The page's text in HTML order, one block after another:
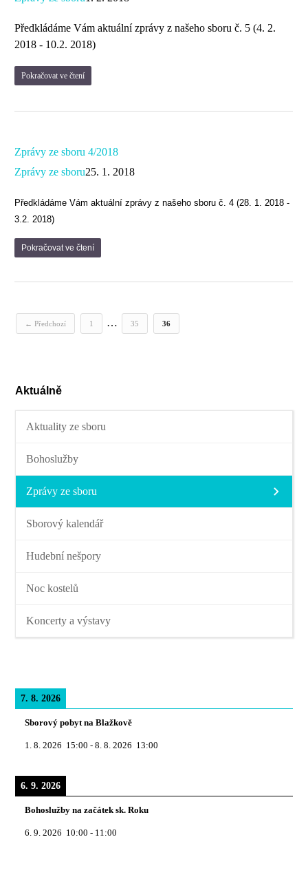
Předkládáme Vám aktuální zprávy z našeho sboru č. 5 (4. 2.
2018 - 10.2. 2018)
Pokračovat ve čtení
Zprávy ze sboru 4/2018
Zprávy ze sboru25. 1. 2018
Předkládáme Vám aktuální zprávy z našeho sboru č. 4 (28. 1. 2018 -
3.2. 2018)
Pokračovat ve čtení
← Předchozí 1 … 35 36
Aktuálně
Aktuality ze sboru
Bohoslužby
Zprávy ze sboru
Sborový kalendář
Hudební nešpory
Noc kostelů
Koncerty a výstavy
7. 8. 2026
Sborový pobyt na Blažkově
1. 8. 2026 15:00 -8. 8. 2026 13:00
6. 9. 2026
Bohoslužby na začátek sk. Roku
6. 9. 2026 10:00 - 11:00